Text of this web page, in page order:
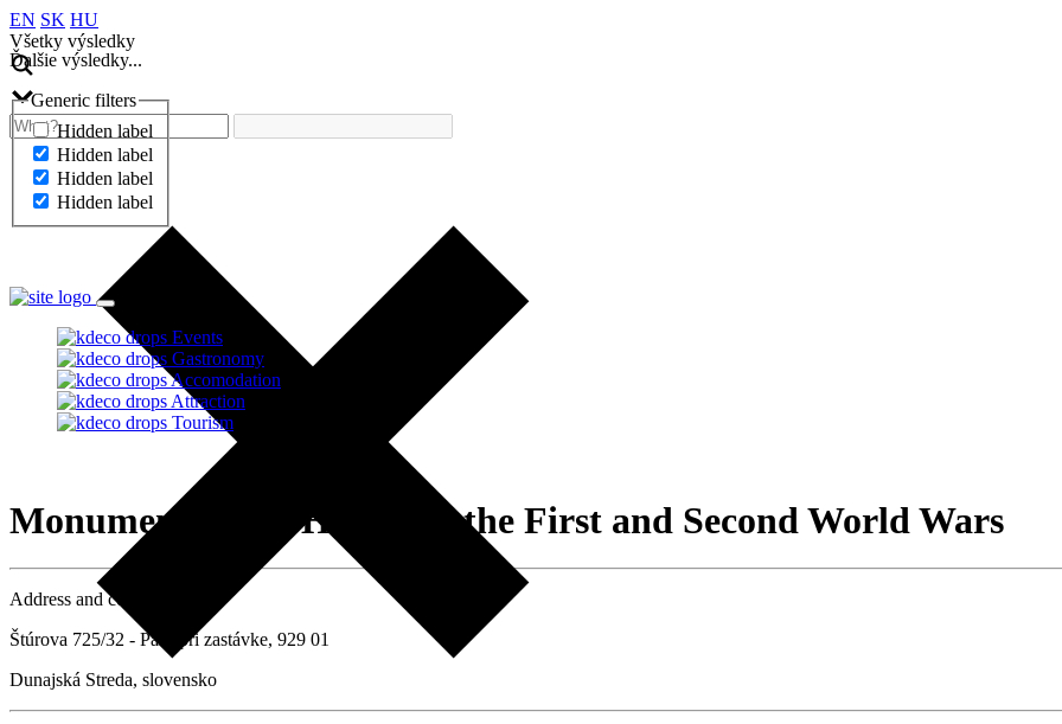
EN SK HU
Všetky výsledky
Ďalšie výsledky...
Generic filters
Hidden label
Hidden label
Hidden label
Hidden label
Ďalšie výsledky...
Events
Gastronomy
Accomodation
Attraction
Tourism
Monument to the Heroes of the First and Second World Wars
Address and contact details
Štúrova 725/32 - Park pri zastávke, 929 01
Dunajská Streda, slovensko